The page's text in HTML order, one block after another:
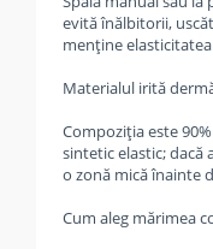
evită înălbitorii,
menține
Materialul irită
Compoziția este
sintetic elastic; dacă
o zonă mică înainte
Cum aleg mărimea